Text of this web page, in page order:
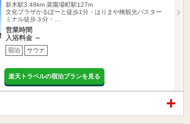
新木駅3.48km 菜園場町駅127m
文化プラザかるぽーと徒歩1分・はりまや橋観光バスター
ミナル徒歩３分・…
営業時間
入浴料金 ～
宿泊 サウナ
楽天トラベルの宿泊プランを見る